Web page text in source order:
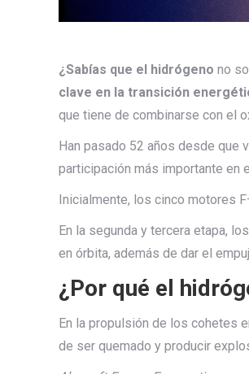
¿Sabías que el hidrógeno no
clave en la transición
que tiene de combinarse con el
Han pasado 52 años desde que
participación más importante en
Inicialmente, los cinco motores
En la segunda y tercera etapa,
en órbita, además de dar el
¿Por qué el
En la propulsión de los cohetes
de ser quemado y producir